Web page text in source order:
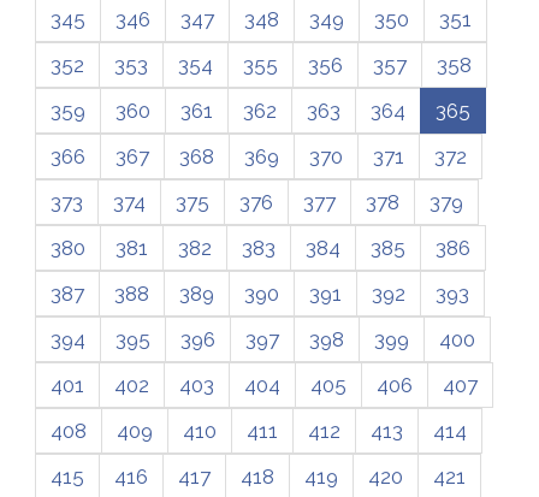
345
346 347 348 349 350
351
352
353 354 355 356 357
358
359
360 361 362 363 364
365
366
367 368 369 370 371
372
373
374 375 376 377 378
379
380
381 382 383 384 385
386
387
388 389 390 391 392
393
394
395 396 397 398 399
400
401
402 403 404 405 406
407
408
409 410 411 412 413
414
415
416 417 418 419 420 421